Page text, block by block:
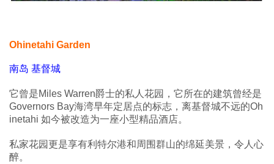
Ohinetahi Garden
南岛 基督城
它曾是Miles Warren爵士的私人花园，它所在的建筑曾经是
Governors Bay海湾早年定居点的标志，离基督城不远的Oh
inetahi 如今被改造为一座小型精品酒店。
私家花园更是享有利特尔港和周围群山的绵延美景，令人心
醉。